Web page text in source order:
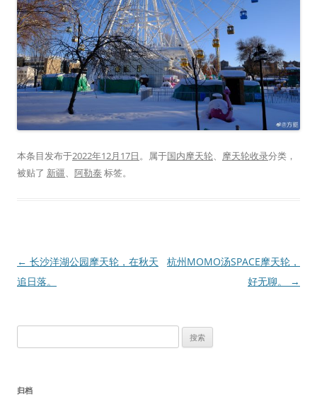
本条目发布于2022年12月17日。属于国内摩天轮、 摩天轮收录分类，
被贴了 新疆、 阿勒泰标签。
文
章
← 长沙洋湖公园摩天轮，在秋天
追日落。
杭州MOMO汤SPACE摩天轮，
好无聊。
→
索：
归档